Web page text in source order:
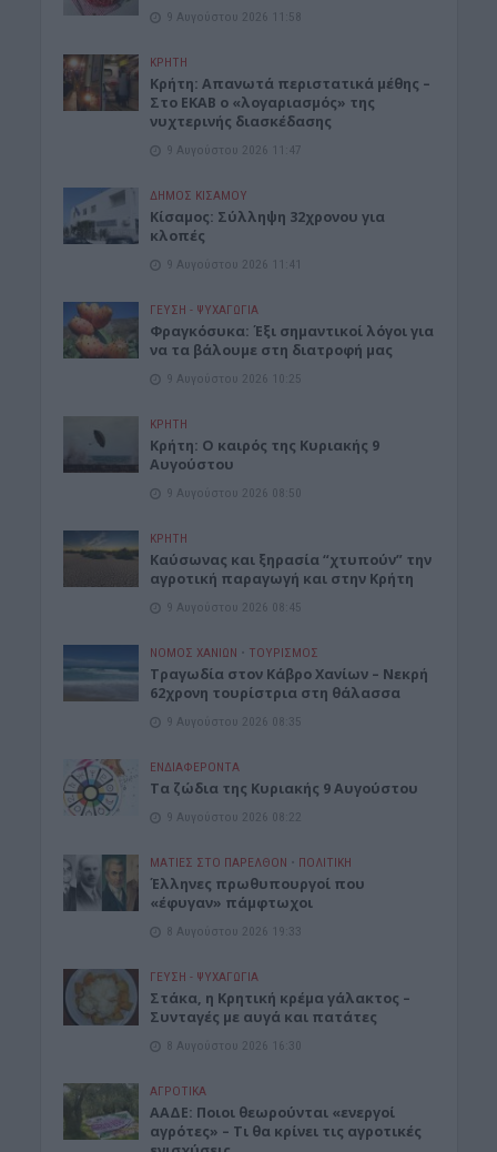
9 Αυγούστου 2026 11:58
ΚΡΗΤΗ
Κρήτη: Απανωτά περιστατικά μέθης –
Στο ΕΚΑΒ ο «λογαριασμός» της
νυχτερινής διασκέδασης
9 Αυγούστου 2026 11:47
ΔΉΜΟΣ ΚΙΣΆΜΟΥ
Κίσαμος: Σύλληψη 32χρονου για
κλοπές
9 Αυγούστου 2026 11:41
ΓΕΎΣΗ - ΨΥΧΑΓΩΓΊΑ
Φραγκόσυκα: Έξι σημαντικοί λόγοι για
να τα βάλουμε στη διατροφή μας
9 Αυγούστου 2026 10:25
ΚΡΗΤΗ
Κρήτη: Ο καιρός της Κυριακής 9
Αυγούστου
9 Αυγούστου 2026 08:50
ΚΡΗΤΗ
Καύσωνας και ξηρασία “χτυπούν” την
αγροτική παραγωγή και στην Κρήτη
9 Αυγούστου 2026 08:45
ΝΟΜΌΣ ΧΑΝΊΩΝ • ΤΟΥΡΙΣΜΟΣ
Τραγωδία στον Κάβρο Χανίων – Νεκρή
62χρονη τουρίστρια στη θάλασσα
9 Αυγούστου 2026 08:35
ΕΝΔΙΑΦΕΡΟΝΤΑ
Τα ζώδια της Κυριακής 9 Αυγούστου
9 Αυγούστου 2026 08:22
ΜΑΤΙΕΣ ΣΤΟ ΠΑΡΕΛΘΟΝ • ΠΟΛΙΤΙΚΗ
Έλληνες πρωθυπουργοί που
«έφυγαν» πάμφτωχοι
8 Αυγούστου 2026 19:33
ΓΕΎΣΗ - ΨΥΧΑΓΩΓΊΑ
Στάκα, η Κρητική κρέμα γάλακτος –
Συνταγές με αυγά και πατάτες
8 Αυγούστου 2026 16:30
ΑΓΡΟΤΙΚΑ
ΑΑΔΕ: Ποιοι θεωρούνται «ενεργοί
αγρότες» – Τι θα κρίνει τις αγροτικές